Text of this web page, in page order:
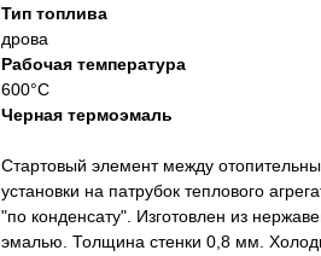
Тип топлива
дрова
Рабочая температура
600°С
Черная термоэмаль
Стартовый элемент между
установки на патрубок теплового
"по конденсату". Изготовлен из
эмалью. Толщина стенки 0,8 мм.